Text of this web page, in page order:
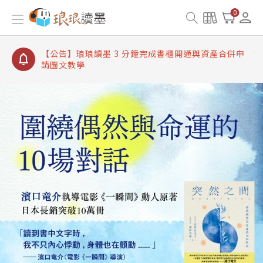
0
【公告】琅琅讀墨書櫃開通常見問題
【公告】琅琅讀墨 3 分鐘完成書櫃開通與資產合併申
【公告】琅琅書店服務升級重要說明及資產合併結果
查詢
【公告】琅琅讀墨數位閱讀資產合併與書櫃開通申請